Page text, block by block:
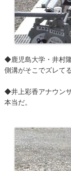
◆鹿児島大学・井村
側溝がそこでズレてる
◆井上彩香アナウン
本当だ。